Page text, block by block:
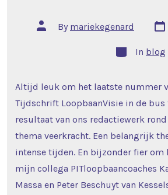
Post
author
By mariekegenard
Post
date
Categories
In blog
Altijd leuk om het laatste nummer
Tijdschrift LoopbaanVisie in de bus
resultaat van ons redactiewerk
thema veerkracht. Een belangrijk
intense tijden. En bijzonder fier om
mijn collega PITloopbaancoaches
Massa en Peter Beschuyt van